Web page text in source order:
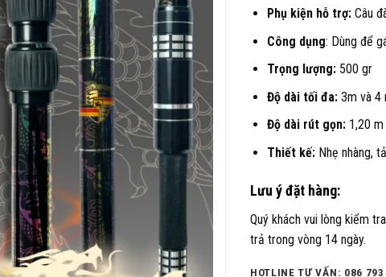
Phụ kiện hỗ trợ:Câu
Công dụng: Dùng để
Trọng lượng: 500 gr
Độ dài tối đa:3m và 4
Độ dài rút gọn:1,20 m
Thiết kế: Nhẹ nhàng,
Lưu ý đặt hàng:
Quý khách vui lòng kiểm
trả trong vòng 14 ngày.
HOTLINE TƯ VẤN: 086